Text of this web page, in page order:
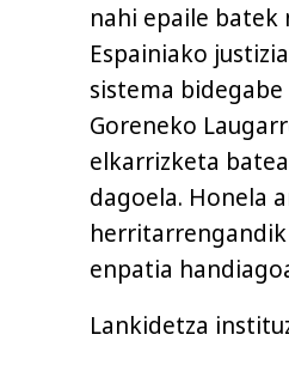
nahi epaile
Espainiako
sistema
Goreneko
elkarrizketa
dagoela. Honela
enpatia
Lankidetza